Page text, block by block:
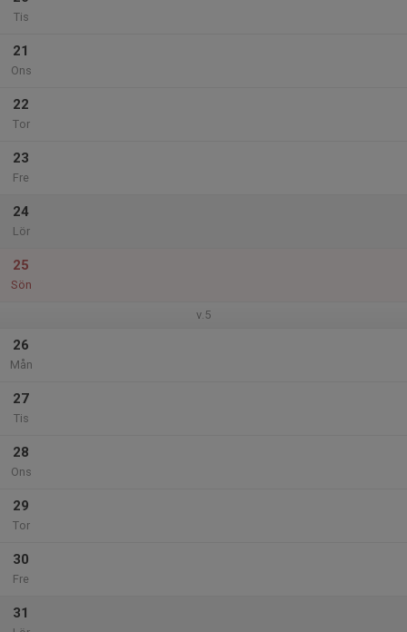
Tis
21
Ons
22
Tor
23
Fre
24
Lör
25
Sön
v.5
26
Mån
27
Tis
28
Ons
29
Tor
30
Fre
31